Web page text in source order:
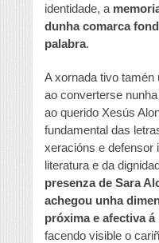
identidade, a
dunha comarca
palabra.
A xornada tivo
ao converterse
ao querido Xesús
fundamental das
xeracións e defensor
literatura e da
presenza de Sara
achegou unha
próxima e afectiva
facendo visible o